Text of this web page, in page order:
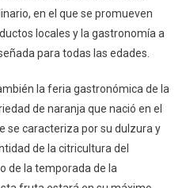
en el que se promueven
locales y la gastronomía a
para todas las edades.
la feria gastronómica de la
de naranja que nació en el
se caracteriza por su dulzura y
de la citricultura del
de la temporada de la